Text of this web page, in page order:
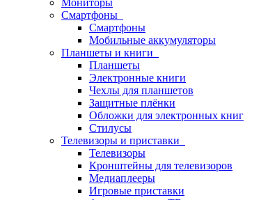
Мониторы
Смартфоны
Смартфоны
Мобильные аккумуляторы
Планшеты и книги
Планшеты
Электронные книги
Чехлы для планшетов
Защитные плёнки
Обложки для электронных книг
Стилусы
Телевизоры и приставки
Телевизоры
Кронштейны для телевизоров
Медиаплееры
Игровые приставки